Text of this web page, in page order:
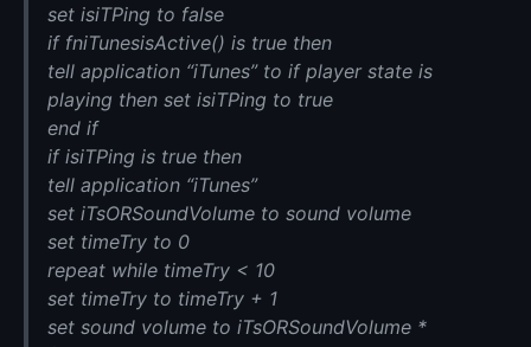
set isiTPing to false
if fniTunesisActive() is true then
tell application “iTunes” to if player state is
playing then set isiTPing to true
end if
if isiTPing is true then
tell application “iTunes”
set iTsORSoundVolume to sound volume
set timeTry to 0
repeat while timeTry < 10
set timeTry to timeTry + 1
set sound volume to iTsORSoundVolume *